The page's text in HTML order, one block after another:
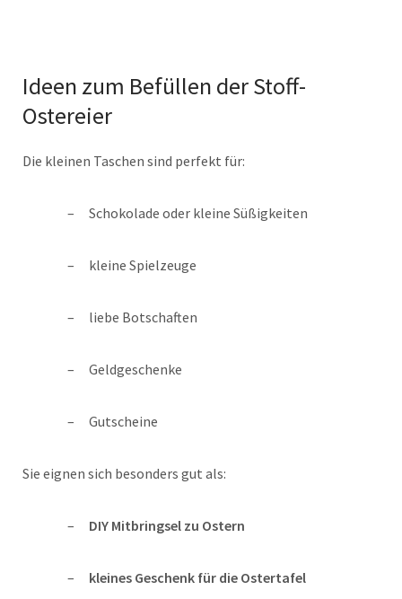
Ideen zum Befüllen der Stoff-
Ostereier
Die kleinen Taschen sind perfekt für:
Schokolade oder kleine Süßigkeiten
kleine Spielzeuge
liebe Botschaften
Geldgeschenke
Gutscheine
Sie eignen sich besonders gut als:
DIY Mitbringsel zu Ostern
kleines Geschenk für die Ostertafel